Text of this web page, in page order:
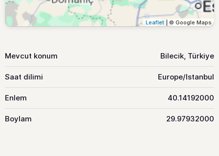
Leaflet | © Google Maps
Mevcut konum Bilecik, Türkiye
Saat dilimi Europe/Istanbul
Enlem 40.14192000
Boylam 29.97932000